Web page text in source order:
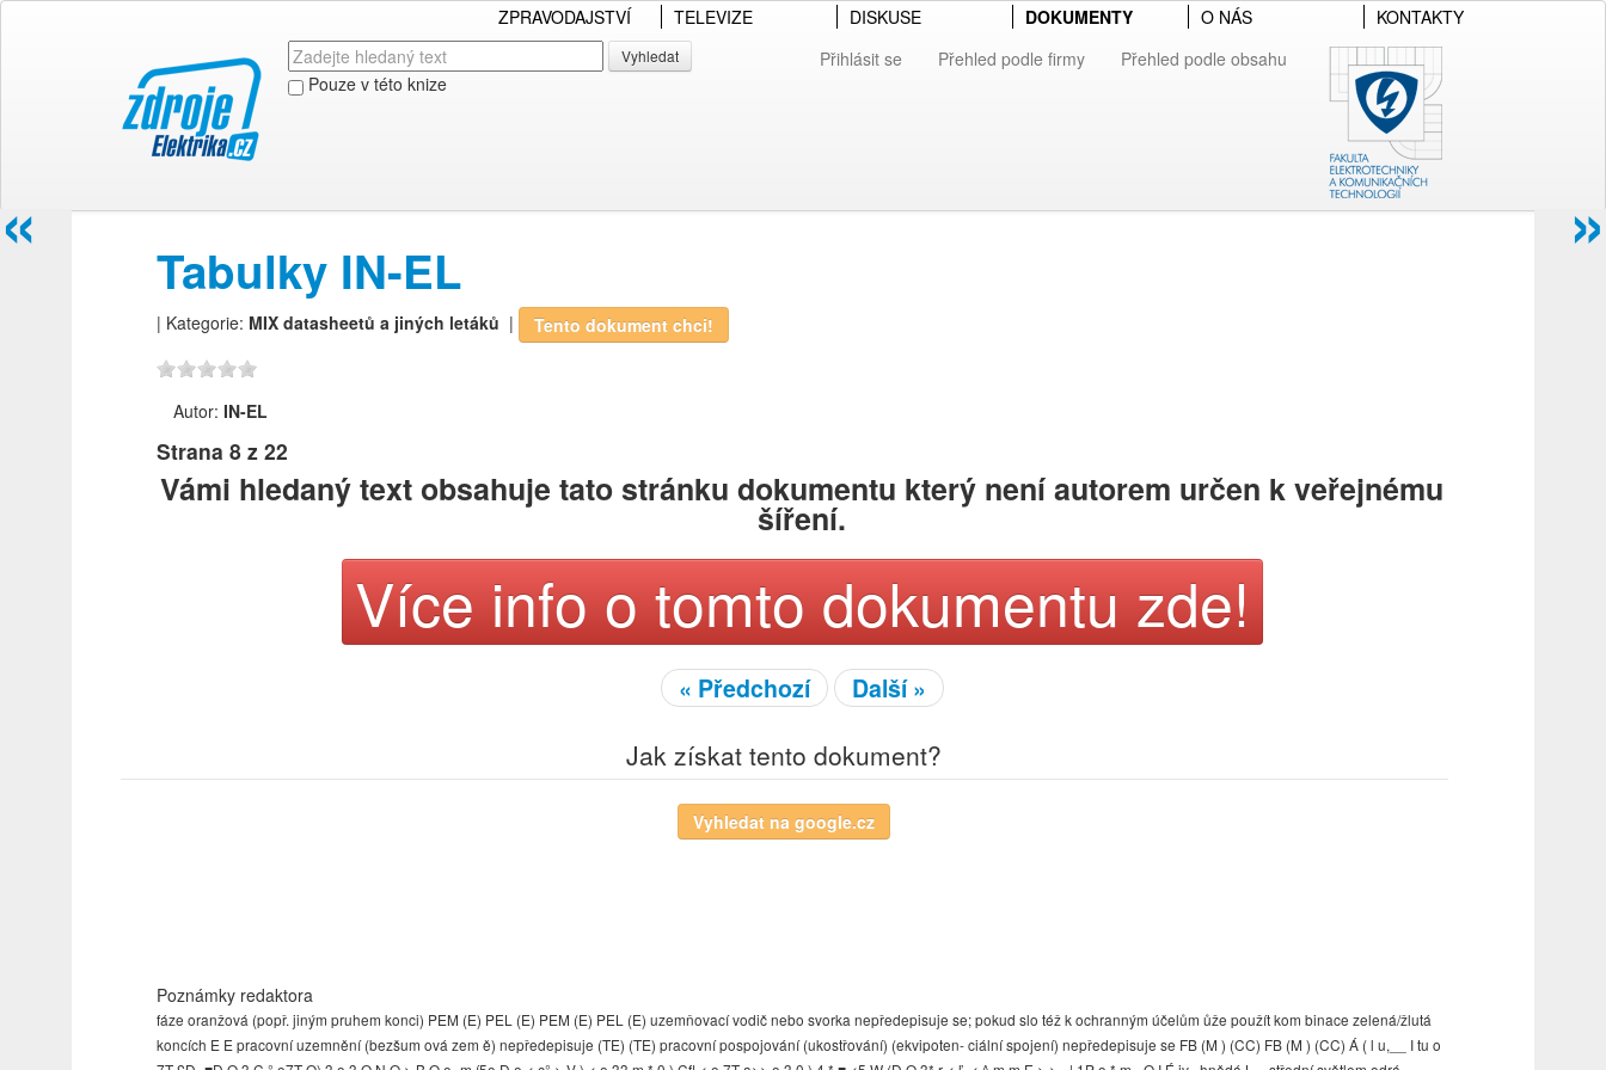
ZPRAVODAJSTVÍ TELEVIZE DISKUSE DOKUMENTY O NÁS KONTAKTY
Vyhledat
Pouze v této knize
Přihlásit se Přehled podle firmy Přehled podle obsahu
Tabulky IN-EL
| Kategorie: MIX datasheetů a jiných letáků | Tento dokument chci!
Autor: IN-EL
Strana 8z 22
«
Vámi hledaný text obsahuje tato stránku dokumentu který není autorem určen k veřejnému
šíření.
Více info o tomto dokumentu zde!
»
« Předchozí Další »
Jak získat tento dokument?
Poznámky redaktora
fáze oranžová (popř. jiným pruhem konci) PEM (E) PEL (E) PEM (E) PEL (E) uzemňovací vodič nebo svorka nepředepisuje se; pokud slo též k ochranným účelům ůže použít kom binace zelená/žlutá
koncích E E pracovní uzemnění (bezšum ová zem ě) nepředepisuje (TE) (TE) pracovní pospojování (ukostřování) (ekvipoten- ciální spojení) nepředepisuje se FB (M ) (CC) FB (M ) (CC) Á ( l u,__ I tu o